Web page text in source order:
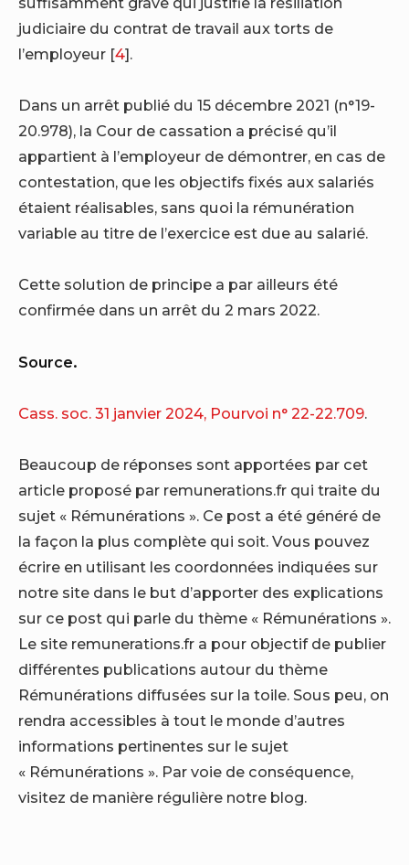
judiciaire du contrat de travail aux torts de
l’employeur [4].
Dans un arrêt publié du 15 décembre 2021 (n°19-
20.978), la Cour de cassation a précisé qu’il
appartient à l’employeur de démontrer, en cas de
contestation, que les objectifs fixés aux salariés
étaient réalisables, sans quoi la rémunération
variable au titre de l’exercice est due au salarié.
Cette solution de principe a par ailleurs été
confirmée dans un arrêt du 2 mars 2022.
Source.
Cass. soc. 31 janvier 2024, Pourvoi n° 22-22.709.
Beaucoup de réponses sont apportées par cet
article proposé par remunerations.fr qui traite du
sujet « Rémunérations ». Ce post a été généré de
la façon la plus complète qui soit. Vous pouvez
écrire en utilisant les coordonnées indiquées sur
notre site dans le but d’apporter des explications
sur ce post qui parle du thème « Rémunérations ».
Le site remunerations.fr a pour objectif de publier
différentes publications autour du thème
Rémunérations diffusées sur la toile. Sous peu, on
rendra accessibles à tout le monde d’autres
informations pertinentes sur le sujet
« Rémunérations ». Par voie de conséquence,
visitez de manière régulière notre blog.